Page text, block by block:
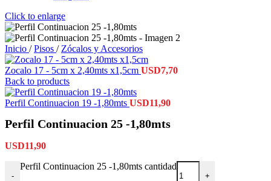
Click to enlarge
Inicio / Pisos / Zócalos y Accesorios
Zocalo 17 - 5cm x 2,40mts x1,5cm USD7,70
Back to products
Perfil Continuacion 19 -1,80mts USD11,90
Perfil Continuacion 25 -1,80mts
USD11,90
-
Perfil Continuacion 25 -1,80mts cantidad
+